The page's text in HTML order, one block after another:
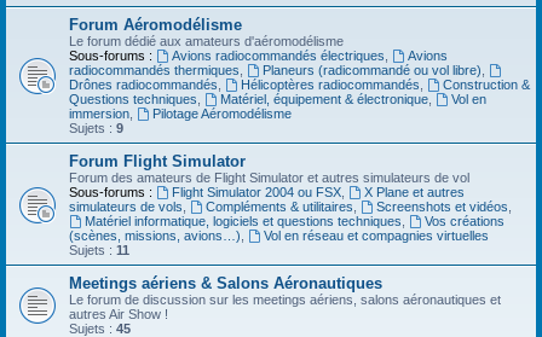
Forum Aéromodélisme
Le forum dédié aux amateurs d'aéromodélisme
Sous-forums :
Avions radiocommandés électriques
Avions
radiocommandés thermiques
Planeurs (radicommandé ou vol libre)
Drônes radiocommandés
Hélicoptères radiocommandés
Construction &
Questions techniques
Matériel, équipement & électronique,
Vol en
immersion
Pilotage Aéromodélisme
Sujets : 9
Forum Flight Simulator
Forum des amateurs de Flight Simulator et autres simulateurs de vol
Sous-forums :
Flight Simulator 2004 ou FSX,
X Plane et autres
simulateurs de vols
Compléments & utilitaires Screenshots et vidéos
Matériel informatique, logiciels et questions techniques
Vos créations
(scènes, missions, avions…)
Vol en réseau et compagnies virtuelles
Sujets : 11
Meetings aériens & Salons Aéronautiques
Le forum de discussion sur les meetings aériens, salons aéronautiques et
autres Air Show !
Sujets : 45